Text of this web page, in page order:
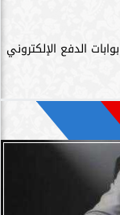
الدفع الإلكتروني